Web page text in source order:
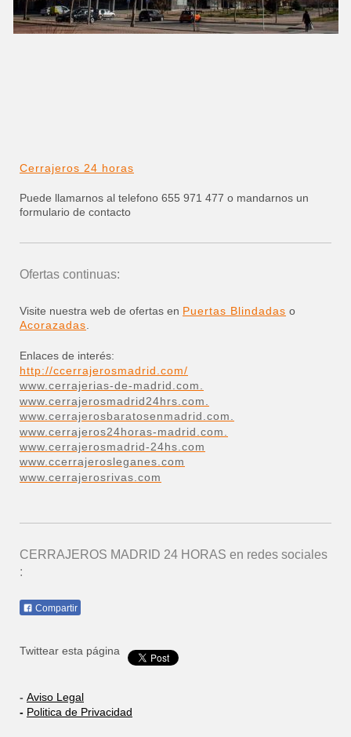
Cerrajeros 24 horas
Puede llamarnos al telefono 655 971 477 o mandarnos un
formulario de contacto
Ofertas continuas:
Visite nuestra web de ofertas en Puertas Blindadas o
Acorazadas
Enlaces de interés:
http://ccerrajerosmadrid.com/
www.cerrajerias-de-madrid.com.
www.cerrajerosmadrid24hrs.com.
www.cerrajerosbaratosenmadrid.com.
www.cerrajeros24horas-madrid.com.
www.cerrajerosmadrid-24hs.com
www.ccerrajerosleganes.com
www.cerrajerosrivas.com
CERRAJEROS MADRID 24 HORAS en redes sociales
:
Compartir
Twittear esta página
- Aviso Legal
- Politica de Privacidad